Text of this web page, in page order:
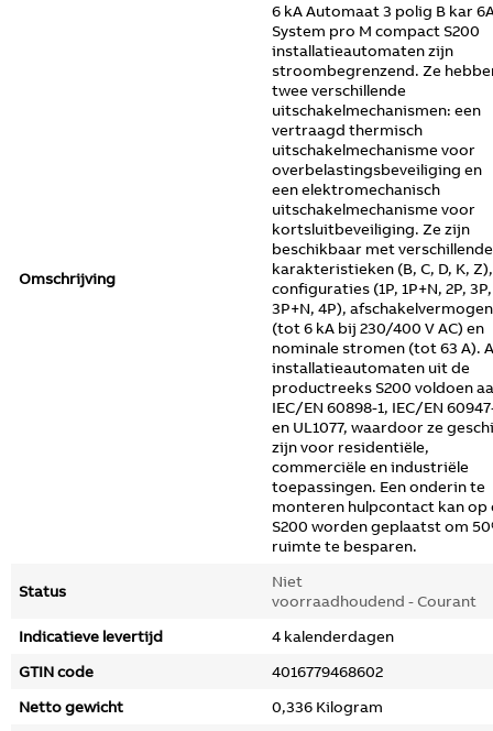
Omschrijving
6 kA Automaat 3 polig B kar
System pro M compact S200
installatieautomaten zijn
stroombegrenzend. Ze
twee verschillende
uitschakelmechanismen: een
vertraagd thermisch
uitschakelmechanisme voor
overbelastingsbeveiliging en
een elektromechanisch
uitschakelmechanisme voor
kortsluitbeveiliging. Ze zijn
beschikbaar met verschillende
karakteristieken (B, C, D, K, Z),
configuraties (1P, 1P+N, 2P, 3P,
3P+N, 4P),
(tot 6 kA bij 230/400 V AC) en
nominale stromen (tot 63 A).
installatieautomaten uit de
productreeks S200 voldoen
IEC/EN 60898-1, IEC/EN
en UL1077, waardoor ze
zijn voor residentiële,
commerciële en industriële
toepassingen. Een onderin te
monteren hulpcontact kan op
S200 worden geplaatst om
ruimte te besparen.
Status
Niet
voorraadhoudend - Courant
Indicatieve levertijd
4 kalenderdagen
GTIN code
4016779468602
Netto gewicht
0,336 Kilogram